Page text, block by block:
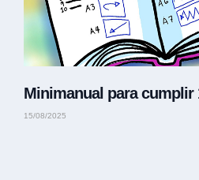
Minimanual para cumplir
15/08/2025